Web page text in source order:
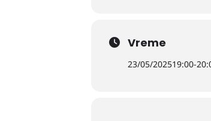
Vreme
23/05/202519:00-